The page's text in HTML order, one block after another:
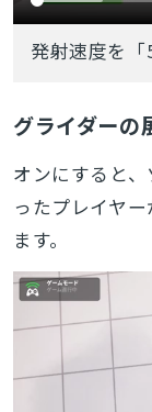
発射速度を
グライダーの
オンにすると
ったプレイヤ
ます。